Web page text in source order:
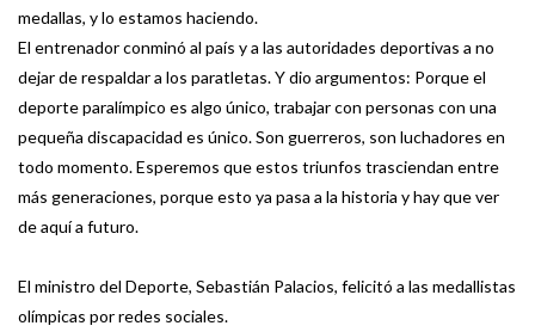
medallas, y lo estamos haciendo.
El entrenador conminó al país y a las autoridades deportivas a no
dejar de respaldar a los paratletas. Y dio argumentos: Porque el
deporte paralímpico es algo único, trabajar con personas con una
pequeña discapacidad es único. Son guerreros, son luchadores en
todo momento. Esperemos que estos triunfos trasciendan entre
más generaciones, porque esto ya pasa a la historia y hay que ver
de aquí a futuro.
El ministro del Deporte, Sebastián Palacios, felicitó a las medallistas
olímpicas por redes sociales.